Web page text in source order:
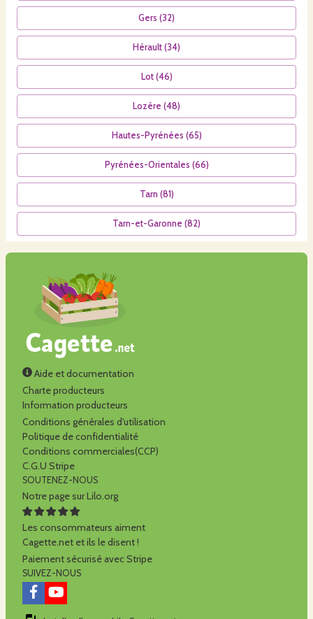
Gers (32)
Hérault (34)
Lot(46)
Lozère (48)
Hautes-Pyrénées (65)
Pyrénées-Orientales (66)
Tarn (81)
Tarn-et-Garonne (82)
Aide et documentation
Charte producteurs
Information producteurs
Conditions générales d'utilisation
Politique de confidentialité
Conditions commerciales(CCP)
C.G.U Stripe
SOUTENEZ-NOUS
Notre page sur Lilo.org
Les consommateurs aiment
Cagette.net et ils le disent !
Paiement sécurisé avec Stripe
SUIVEZ-NOUS